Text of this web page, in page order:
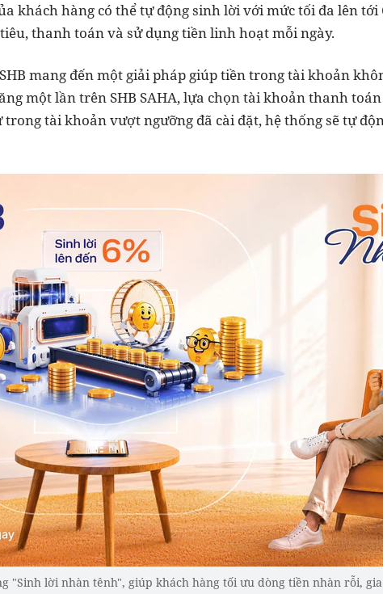
khách hàng có thể tự động sinh lời với mức tối đa lên
thanh toán và sử dụng tiền linh hoạt mỗi ngày.
mang đến một giải pháp giúp tiền trong tài khoản
một lần trên SHB SAHA, lựa chọn tài khoản thanh
trong tài khoản vượt ngưỡng đã cài đặt, hệ thống sẽ tự
"Sinh lời nhàn tênh", giúp khách hàng tối ưu dòng tiền nhàn rỗi,